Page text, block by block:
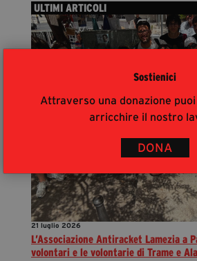
Sostienici
Attraverso una donazione
arricchire il nostro
DONA
ULTIMI ARTICOLI
21 luglio 2026
L’Associazione Antiracket Lamezia a
volontari e le volontarie di Trame e Ala